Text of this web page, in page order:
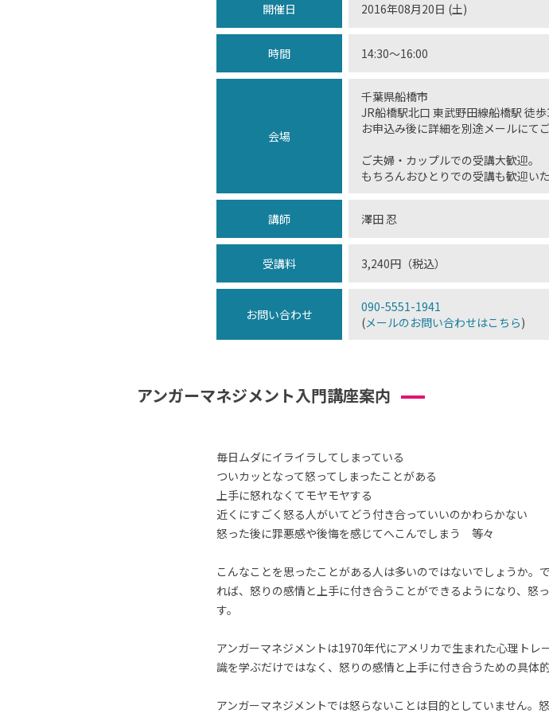
開催日 2016年08月20日 (土)
時間 14:30〜16:00
会場
千葉県船橋市
JR船橋駅北口 東武野田線船橋駅 徒
お申込み後に詳細を別途メールにて
ご夫婦・カップルでの受講大歓迎。
もちろんおひとりでの受講も歓迎いた
講師 澤田 忍
受講料 3,240円（税込）
お問い合わせ
090-5551-1941
(メールのお問い合わせはこちら)
アンガーマネジメント入門講座案内
毎日ムダにイライラしてしまっている
ついカッとなって怒ってしまったことがある
上手に怒れなくてモヤモヤする
近くにすごく怒る人がいてどう付き合っていいのかわらかない
怒った後に罪悪感や後悔を感じてへこんでしまう 等々
こんなことを思ったことがある人は多いのではないでしょうか
れば、怒りの感情と上手に付き合うことができるようになり、怒
す。
アンガーマネジメントは1970年代にアメリカで生まれた心理ト
識を学ぶだけではなく、怒りの感情と上手に付き合うための具体
アンガーマネジメントでは怒らないことは目的としていません。